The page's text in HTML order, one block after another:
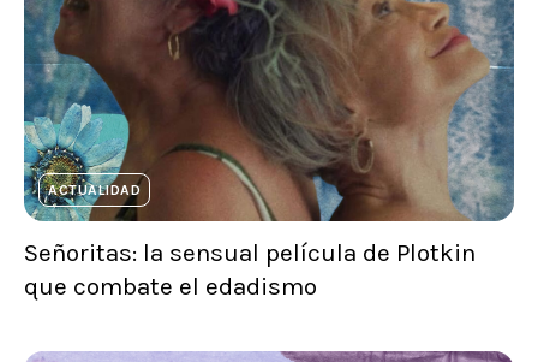
ACTUALIDAD
Señoritas: la sensual película de Plotkin
que combate el edadismo